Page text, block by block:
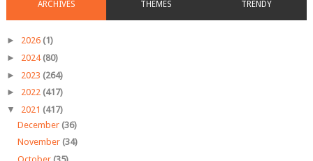
ARCHIVES THEMES TRENDY
► 2026 (1)
► 2024 (80)
► 2023 (264)
► 2022 (417)
▼ 2021 (417)
December (36)
November (34)